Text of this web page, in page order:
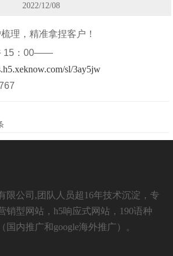
2022/12/08
理，精准拿捏客户！
15：00——
sl/3ay5jw
限公司,团队人员超16年技术沉淀，专
销型网站，h5响应式网站，190语种
国内推广和google海外推广）。